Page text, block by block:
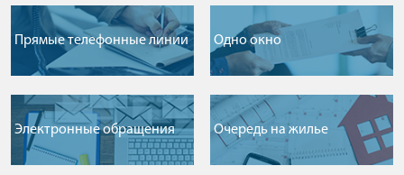
Прямые телефонные линии Одно окно
Электронные обращения Очередь на жилье